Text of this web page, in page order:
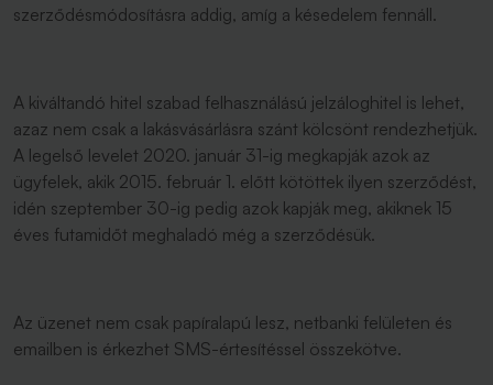
szerződésmódosításra addig, amíg a késedelem fennáll.
A kiváltandó hitel szabad felhasználású jelzáloghitel is lehet,
azaz nem csak a lakásvásárlásra szánt kölcsönt rendezhetjük.
A legelső levelet 2020. január 31-ig megkapják azok az
ügyfelek, akik 2015. február 1. előtt kötöttek ilyen szerződést,
idén szeptember 30-ig pedig azok kapják meg, akiknek 15
éves futamidőt meghaladó még a szerződésük.
Az üzenet nem csak papíralapú lesz, netbanki felületen és
emailben is érkezhet SMS-értesítéssel összekötve.